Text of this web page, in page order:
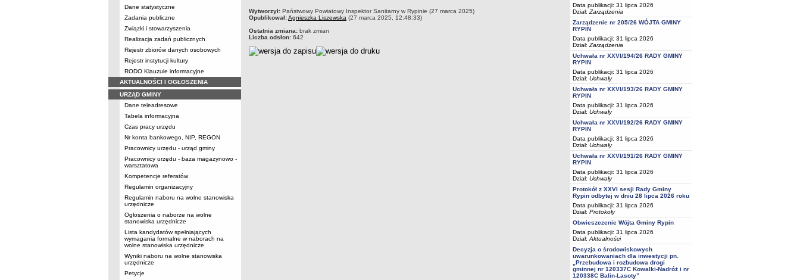
Dane statystyczne
Zadania publiczne
Związki i stowarzyszenia
Realizacja zadań publicznych
Rejestr zbiorów danych osobowych
Rejestr instytucji kultury
RODO Klauzule informacyjne
AKTUALNOŚCI I OGŁOSZENIA
URZĄD GMINY
Dane teleadresowe
Tabela informacyjna
Czas pracy urzędu
Nr konta bankowego, NIP, REGON
Pracownicy urzędu - urząd gminy
Pracownicy urzędu - baza magazynowo -
warsztatowa
Kompetencje referatów
Regulamin organizacyjny
Regulamin naboru na wolne stanowiska
urzędnicze
Ogłoszenia o naborze na wolne
stanowiska urzędnicze
Lista kandydatów spełniających
wymagania formalne w naborach na
wolne stanowiska urzędnicze
Wyniki naboru na wolne stanowiska
urzędnicze
Petycje
metryczka
Wytworzył: Państwowy Powiatowy Inspektor Sanitarny w Rypinie (27 marca 2025)
Opublikował:Agnieszka Liszewska (27 marca 2025, 12:48:33)
Ostatnia zmiana: brak zmian
Liczba odsłon: 642
Data publikacji: 31 lipca 2026
Dział: Zarządzenia
Zarządzenie nr 205/26 WÓJTA GMINY
RYPIN
Data publikacji: 31 lipca 2026
Dział: Zarządzenia
Uchwała nr XXVI/194/26 RADY GMINY
RYPIN
Data publikacji: 31 lipca 2026
Dział: Uchwały
Uchwała nr XXVI/193/26 RADY GMINY
RYPIN
Data publikacji: 31 lipca 2026
Dział: Uchwały
Uchwała nr XXVI/192/26 RADY GMINY
RYPIN
Data publikacji: 31 lipca 2026
Dział: Uchwały
Uchwała nr XXVI/191/26 RADY GMINY
RYPIN
Data publikacji: 31 lipca 2026
Dział: Uchwały
Protokół z XXVI sesji Rady Gminy
Rypin odbytej w dniu 28 lipca 2026 roku
Data publikacji: 31 lipca 2026
Dział: Protokoły
Obwieszczenie Wójta Gminy Rypin
Data publikacji: 31 lipca 2026
Dział: Aktualności
Decyzja o środowiskowych
uwarunkowaniach dla inwestycji pn.
„Przebudowa i rozbudowa drogi
gminnej nr 120337C Kowalki-Nadróż i nr
120338C Balin-Lasoty”